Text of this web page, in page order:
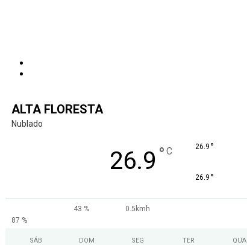
ALTA FLORESTA
Nublado
26.9 ° C 26.9 °
26.9 °
43 %
0.5kmh
87 %
SÁB DOM SEG TER QUA